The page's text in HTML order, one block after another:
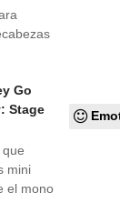
Go
Stage
mini
el mono